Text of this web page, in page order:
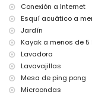
Instalaciones y
servicio de
cama extra y
Entretenimiento y
Jávea, Costa Blanca
cine, teatro, bar
Conexión a Internet
Esquí acuático a
Jardín
Kayak a menos de 5
Lavadora
Lavavajillas
Mesa de ping pong
Microondas